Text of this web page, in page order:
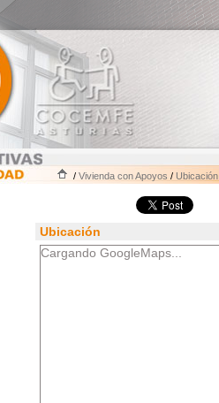
/ Vivienda con Apoyos / Ubicación
Ubicación
Cargando GoogleMaps...